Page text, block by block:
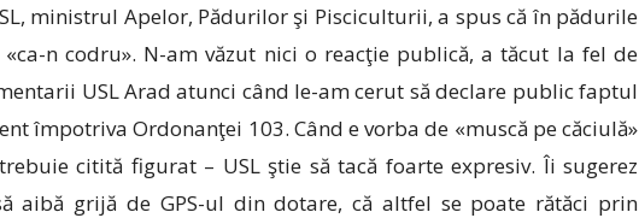
ministrul Apelor, Pădurilor şi Pisciculturii, a spus că în pădurile
n codru». N-am văzut nici o reacţie publică, a tăcut la fel de
USL Arad atunci când le-am cerut să declare public faptul
împotriva Ordonanţei 103. Când e vorba de «muscă pe căciulă»
citită figurat – USL ştie să tacă foarte expresiv. Îi sugerez
aibă grijă de GPS-ul din dotare, că altfel se poate rătăci prin